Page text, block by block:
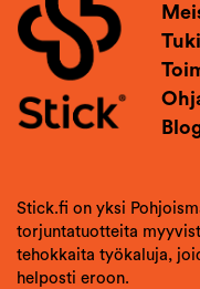
Tuki
Stick.fi on yksi
torjuntatuotteita
tehokkaita työkaluja,
helposti eroon.